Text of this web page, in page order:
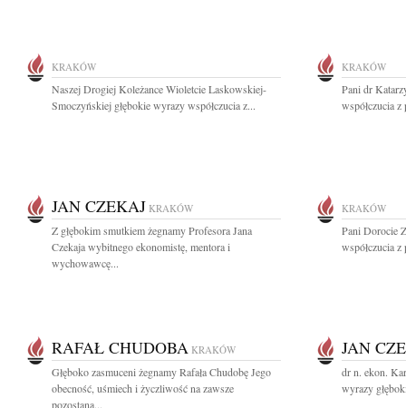
KRAKÓW
Naszej Drogiej Koleżance Wioletcie Laskowskiej-
Smoczyńskiej głębokie wyrazy współczucia z...
KRAKÓW
Pani dr
współczucia
JAN CZEKAJ KRAKÓW
Z głębokim smutkiem żegnamy Profesora Jana
Czekaja wybitnego ekonomistę, mentora i
wychowawcę...
KRAKÓW
Pani Dorocie
współczucia
RAFAŁ CHUDOBA KRAKÓW
Głęboko zasmuceni żegnamy Rafała Chudobę Jego
obecność, uśmiech i życzliwość na zawsze
pozostaną...
JAN
dr n. ekon.
wyrazy